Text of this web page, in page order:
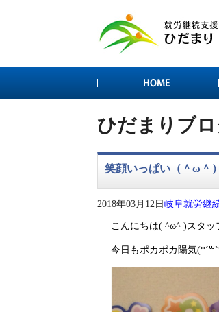
ひだまりブ
笑顔いっぱい（＾ω＾）
2018年03月12日岐阜就労継
こんにちは( ^ω^ )スタッ
今日もポカポカ陽気